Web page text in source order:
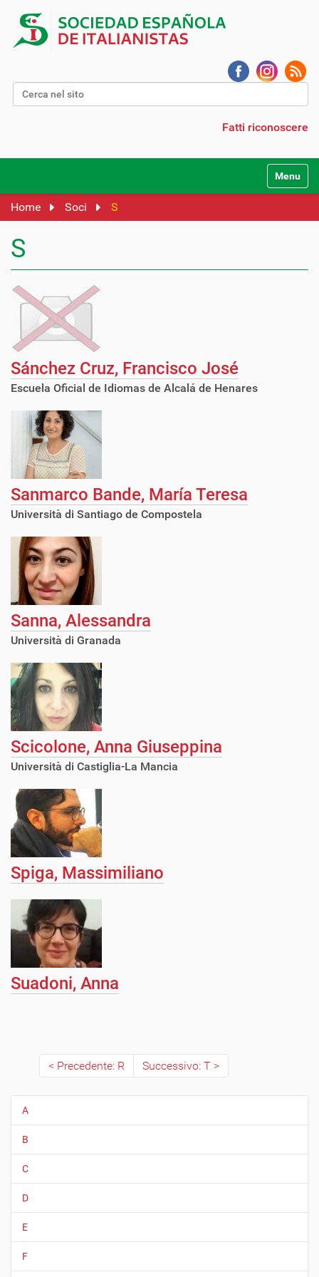
Fatti riconoscere
Alterna
Home Soci S
S
Sánchez Cruz, Francisco José
Escuela Oficial de Idiomas de Alcalá de Henares
Sanmarco Bande, María Teresa
Università di Santiago de Compostela
Sanna, Alessandra
Università di Granada
Scicolone, Anna Giuseppina
Università di Castiglia-La Mancia
Spiga, Massimiliano
Suadoni, Anna
Precedente: R Successivo: T
N
i
g
a
z
i
o
n
A
B
C
D
E
F